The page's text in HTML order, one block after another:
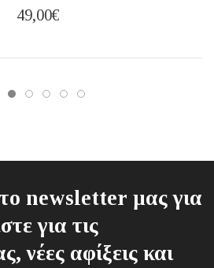
49,00€
newsletter μας για
για τις
νέες αφίξεις και